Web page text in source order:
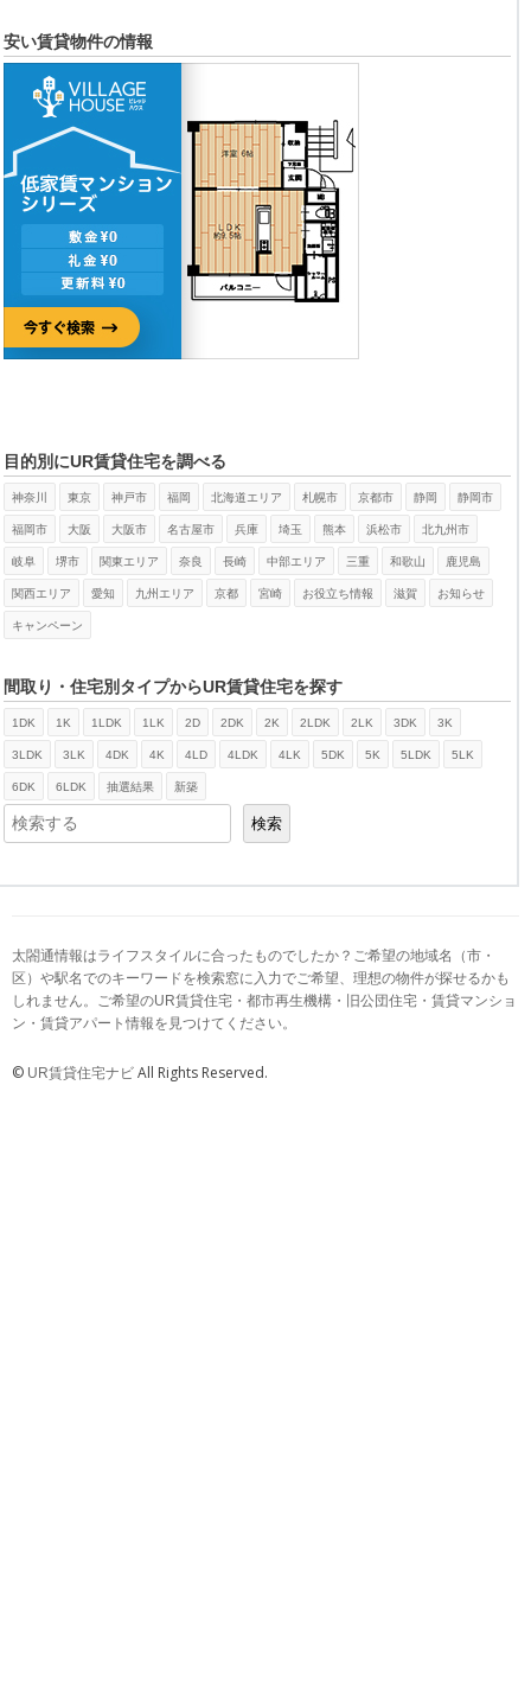
安い賃貸物件の情報
目的別にUR賃貸住宅を調べる
神奈川 東京 神戸市 福岡 北海道エリア 札幌市 京都市 静岡 静岡市
福岡市 大阪 大阪市 名古屋市 兵庫 埼玉 熊本 浜松市 北九州市
岐阜 堺市 関東エリア 奈良 長崎 中部エリア 三重 和歌山 鹿児島
関西エリア 愛知 九州エリア 京都 宮崎 お役立ち情報 滋賀 お知らせ
キャンペーン
間取り・住宅別タイプからUR賃貸住宅を探す
1DK 1K 1LDK 1LK 2D 2DK 2K 2LDK 2LK 3DK 3K
3LDK 3LK 4DK 4K 4LD 4LDK 4LK 5DK 5K 5LDK 5LK
6DK 6LDK 抽選結果 新築
検索
検索
太閤通情報はライフスタイルに合ったものでしたか？ご希望の地域名（市・
区）や駅名でのキーワードを検索窓に入力でご希望、理想の物件が探せるかも
しれません。ご希望のUR賃貸住宅・都市再生機構・旧公団住宅・賃貸マンショ
ン・賃貸アパート情報を見つけてください。
© UR賃貸住宅ナビ All Rights Reserved.